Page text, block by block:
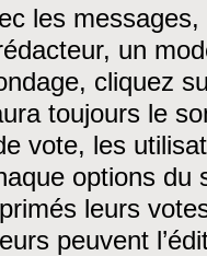
les
un
cliquez
toujours le
vote, les
options du
leurs
peuvent